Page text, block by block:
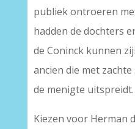
publiek ontroeren
hadden de dochters
de Coninck kunnen
ancien die met
de menigte uitspreidt.
Kiezen voor Herman